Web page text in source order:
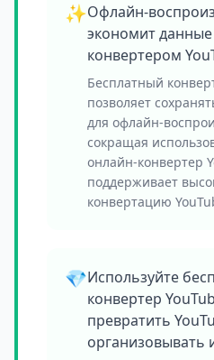
✨Офлайн-
экономит
конвертером
Бесплатный
позволяет
для офлайн-
сокращая
онлайн-конвертер
поддерживает
конвертацию
💎Используйте
конвертер
превратить
организовывать